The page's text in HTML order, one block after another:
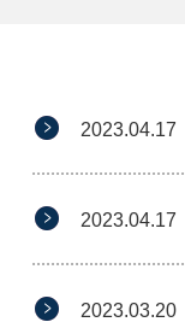
2023.04.17
2023.04.17
2023.03.20